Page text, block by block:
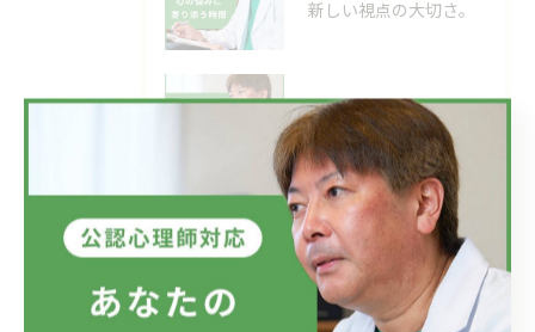
新しい視点の大切さ。
2026/06/24
タグ